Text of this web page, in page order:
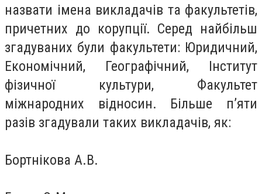
назвати імена викладачів та факультетів,
причетних до корупції. Серед найбільш
згадуваних були факультети: Юридичний,
Економічний, Географічний, Інститут
фізичної культури, Факультет
міжнародних відносин. Більше п’яти
разів згадували таких викладачів, як:
Бортнікова А.В.